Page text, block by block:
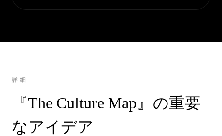
詳細
『The Culture Map』の重要
なアイデア